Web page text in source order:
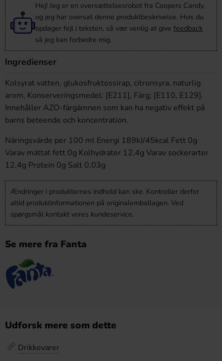
Hej! Jeg er en oversættelsesrobot fra Coopers Candy,
og jeg har oversat denne produktbeskrivelse. Hvis du
opdager fejl i teksten, så vær venlig at give feedback
så jeg kan forbedre mig.
Ingredienser
Kolsyrat vatten, glukosfruktossirap, citronsyra, naturlig
arom, Konserveringsmedel: [E211], Färg; [E110, E129].
Innehåller AZO-färgämnen som kan ha negativ effekt på
barns beteende och koncentration.
Näringsvärde per 100 ml Energi 189kJ/45kcal Fett 0g
Varav mättat fett 0g Kolhydrater 12,4g Varav sockerarter
12,4g Protein 0g Salt 0,03g
Ændringer i produkternes indhold kan ske. Kontroller derfor
altid produktinformationen på originalemballagen. Ved
spørgsmål kontakt vores kundeservice.
Se mere fra Fanta
Udforsk mere som dette
Drikkevarer